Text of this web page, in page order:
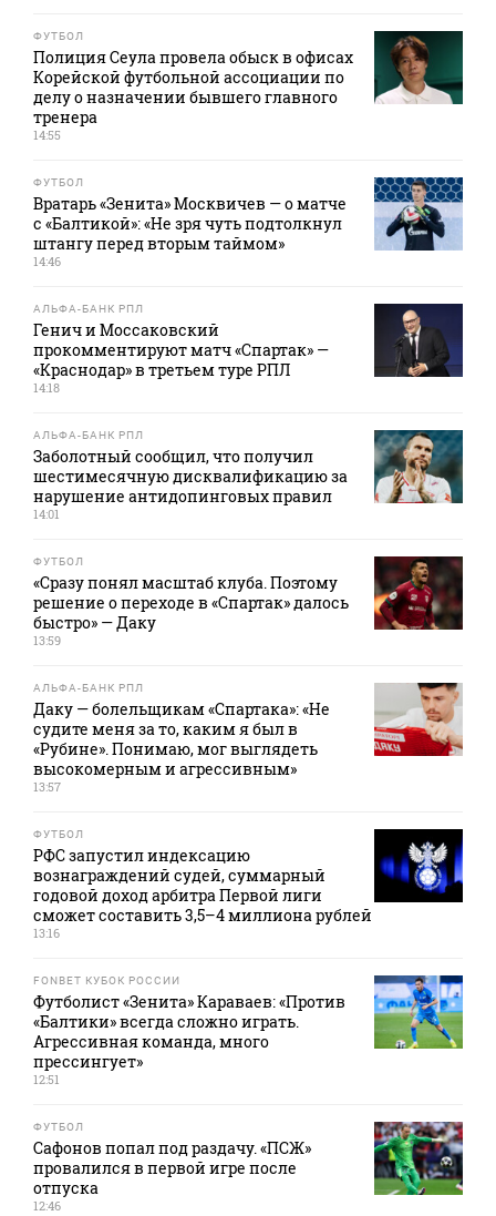
ФУТБОЛ
Полиция Сеула провела обыск в офисах
Корейской футбольной ассоциации по
делу о назначении бывшего главного
тренера
14:55
ФУТБОЛ
Вратарь «Зенита» Москвичев — о матче
с «Балтикой»: «Не зря чуть подтолкнул
штангу перед вторым таймом»
14:46
АЛЬФА-БАНК РПЛ
Генич и Моссаковский
прокомментируют матч «Спартак» —
«Краснодар» в третьем туре РПЛ
14:18
АЛЬФА-БАНК РПЛ
Заболотный сообщил, что получил
шестимесячную дисквалификацию за
нарушение антидопинговых правил
14:01
ФУТБОЛ
«Сразу понял масштаб клуба. Поэтому
решение о переходе в «Спартак» далось
быстро» — Даку
13:59
АЛЬФА-БАНК РПЛ
Даку — болельщикам «Спартака»: «Не
судите меня за то, каким я был в
«Рубине». Понимаю, мог выглядеть
высокомерным и агрессивным»
13:57
ФУТБОЛ
РФС запустил индексацию
вознаграждений судей, суммарный
годовой доход арбитра Первой лиги
сможет составить 3,5–4 миллиона рублей
13:16
FONBET КУБОК РОССИИ
Футболист «Зенита» Караваев: «Против
«Балтики» всегда сложно играть.
Агрессивная команда, много
прессингует»
12:51
ФУТБОЛ
Сафонов попал под раздачу. «ПСЖ»
провалился в первой игре после
отпуска
12:46